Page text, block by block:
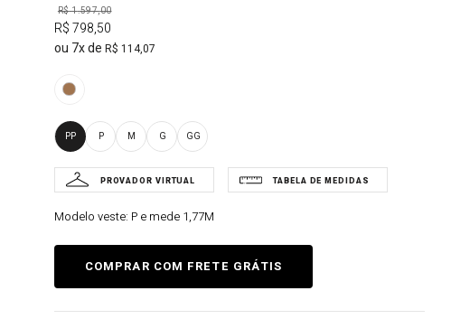
R$1.597,00
R$798,50
7
R$ 114,07
PP P M G GG
Modelo veste: P e mede 1,77M